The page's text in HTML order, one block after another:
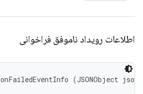
اطلاعات رویداد ناموفق فراخوانی
(JSONObject